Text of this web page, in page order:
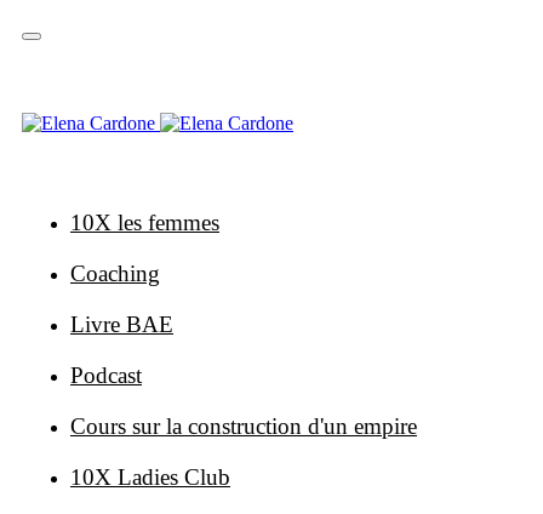
Sauter
Sauter
primaire
Skip
10X les femmes
Coaching
Livre BAE
Podcast
Cours sur la construction d'un empire
10X Ladies Club